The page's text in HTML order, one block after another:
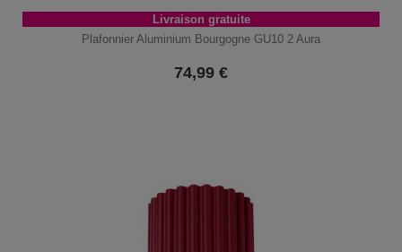
Livraison gratuite
Plafonnier Aluminium Bourgogne GU10 2 Aura
74,99 €